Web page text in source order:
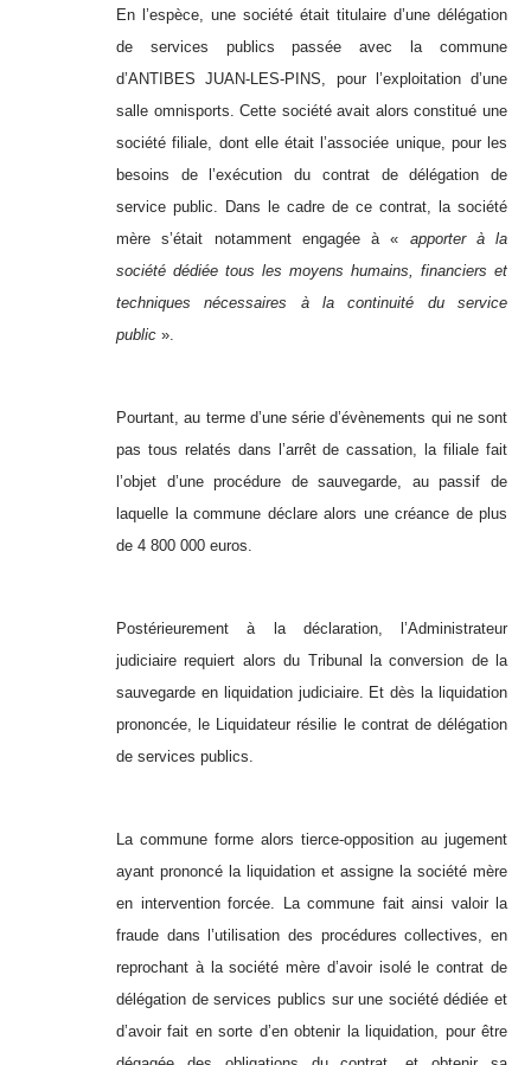
En l’espèce, une société était titulaire d’une délégation
de services publics passée avec la commune
d’ANTIBES JUAN-LES-PINS, pour l’exploitation d’une
salle omnisports. Cette société avait alors constitué une
société filiale, dont elle était l’associée unique, pour les
besoins de l’exécution du contrat de délégation de
service public. Dans le cadre de ce contrat, la société
mère s’était notamment engagée à « apporter à la
société dédiée tous les moyens humains, financiers et
techniques nécessaires à la continuité du service
public ».
Pourtant, au terme d’une série d’évènements qui ne sont
pas tous relatés dans l’arrêt de cassation, la filiale fait
l’objet d’une procédure de sauvegarde, au passif de
laquelle la commune déclare alors une créance de plus
de 4 800 000 euros.
Postérieurement à la déclaration, l’Administrateur
judiciaire requiert alors du Tribunal la conversion de la
sauvegarde en liquidation judiciaire. Et dès la liquidation
prononcée, le Liquidateur résilie le contrat de délégation
de services publics.
La commune forme alors tierce-opposition au jugement
ayant prononcé la liquidation et assigne la société mère
en intervention forcée. La commune fait ainsi valoir la
fraude dans l’utilisation des procédures collectives, en
reprochant à la société mère d’avoir isolé le contrat de
délégation de services publics sur une société dédiée et
d’avoir fait en sorte d’en obtenir la liquidation, pour être